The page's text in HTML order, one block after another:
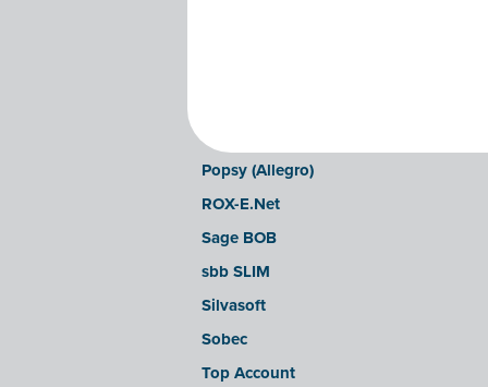
OfficeM (IntraDev)
Popsy (Allegro)
ROX-E.Net
Sage BOB
sbb SLIM
Silvasoft
Sobec
Top Account